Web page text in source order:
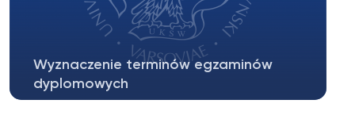
Wyznaczenie terminów egzaminów
dyplomowych